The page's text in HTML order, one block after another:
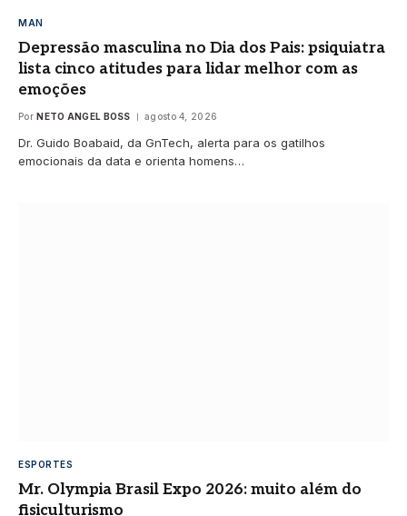
MAN
Depressão masculina no Dia dos Pais: psiquiatra
lista cinco atitudes para lidar melhor com as
emoções
Por NETO ANGEL BOSS agosto 4, 2026
Dr. Guido Boabaid, da GnTech, alerta para os gatilhos
emocionais da data e orienta homens…
ESPORTES
Mr. Olympia Brasil Expo 2026: muito além do
fisiculturismo